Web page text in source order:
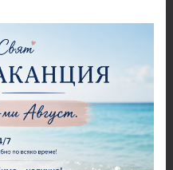
Дръжки
Закачалки
Крака за мебели
Други аксесоари, материали
и инструменти
Моливи, маркери, химикали,